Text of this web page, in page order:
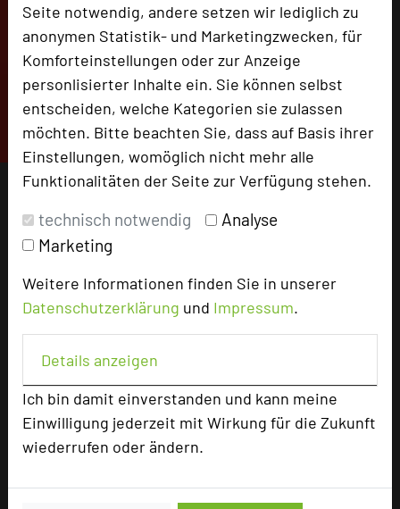
Seite notwendig, andere setzen wir lediglich zu
anonymen Statistik- und Marketingzwecken, für
Komforteinstellungen oder zur Anzeige
personlisierter Inhalte ein. Sie können selbst
entscheiden, welche Kategorien sie zulassen
möchten. Bitte beachten Sie, dass auf Basis ihrer
Einstellungen, womöglich nicht mehr alle
Funktionalitäten der Seite zur Verfügung stehen.
technisch notwendig
Analyse
Marketing
Weitere Informationen finden Sie in unserer
Datenschutzerklärung und Impressum.
Details anzeigen
Ich bin damit einverstanden und kann meine
Einwilligung jederzeit mit Wirkung für die Zukunft
wiederrufen oder ändern.